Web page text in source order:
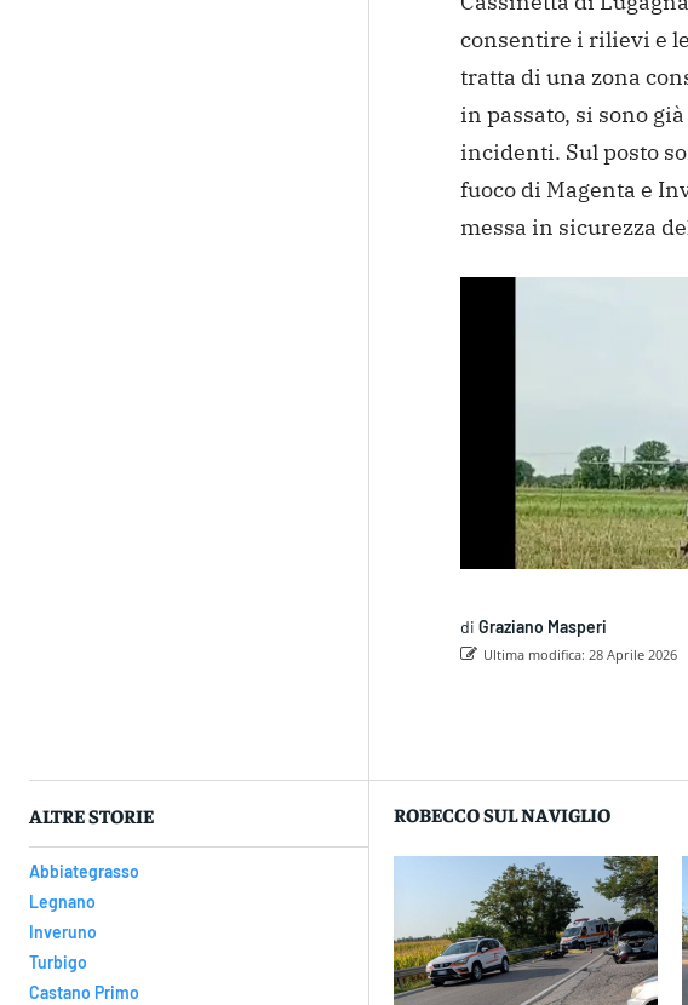
consentire i rilievi e
tratta di una zona
in passato, si sono
incidenti. Sul posto
fuoco di Magenta e
messa in sicurezza
di Graziano Masperi
Ultima modifica: 28 Aprile 2026
ALTRE STORIE
Abbiategrasso
Legnano
Inveruno
Turbigo
Castano Primo
ROBECCO SUL NAVIGLIO